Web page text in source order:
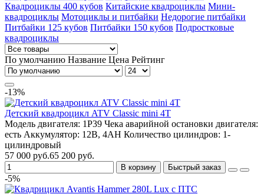
Квадроциклы 400 кубов Китайские квадроциклы Мини-
квадроциклы Мотоциклы и питбайки Недорогие питбайки
Питбайки 125 кубов Питбайки 150 кубов Подростковые
квадроциклы
По умолчанию Название Цена Рейтинг
-13%
Детский квадроцикл ATV Classic mini 4T
Модель двигателя: 1P39 Чека аварийной остановки двигателя:
есть Аккумулятор: 12В, 4AH Количество цилиндров: 1-
цилиндровый
57 000 руб.65 200 руб.
В корзину Быстрый заказ
-5%